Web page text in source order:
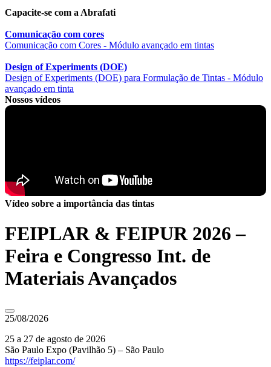
Capacite-se com a Abrafati
Comunicação com cores
Comunicação com Cores - Módulo avançado em tintas
Design of Experiments (DOE)
Design of Experiments (DOE) para Formulação de Tintas - Módulo
avançado em tinta
Nossos vídeos
Vídeo sobre a importância das tintas
FEIPLAR & FEIPUR 2026 –
Feira e Congresso Int. de
Materiais Avançados
25/08/2026
25 a 27 de agosto de 2026
São Paulo Expo (Pavilhão 5) – São Paulo
https://feiplar.com/